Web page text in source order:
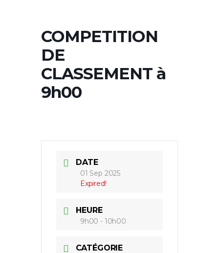
COMPETITION
DE
CLASSEMENT à
9h00
DATE
01 Sep 2025
Expired!
HEURE
9h00 - 10h00
CATÉGORIE